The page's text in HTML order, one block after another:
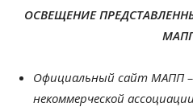
ОСВЕЩЕНИЕ
Официальный сайт МАПП
некоммерческой